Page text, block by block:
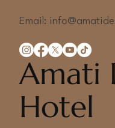
Email:
Amati
Hotel